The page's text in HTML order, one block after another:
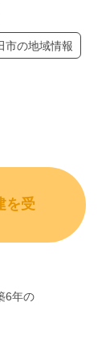
市の地域情報
を受
6年の